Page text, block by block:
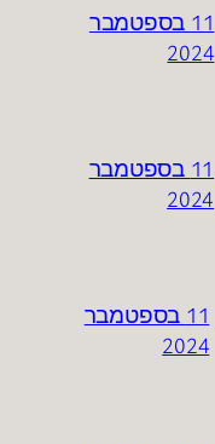
11 בספטמבר
2024
11 בספטמבר
2024
11 בספטמבר
2024